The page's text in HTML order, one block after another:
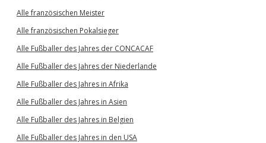
Alle französischen Meister
Alle französischen Pokalsieger
Alle Fußballer des Jahres der CONCACAF
Alle Fußballer des Jahres der Niederlande
Alle Fußballer des Jahres in Afrika
Alle Fußballer des Jahres in Asien
Alle Fußballer des Jahres in Belgien
Alle Fußballer des Jahres in den USA